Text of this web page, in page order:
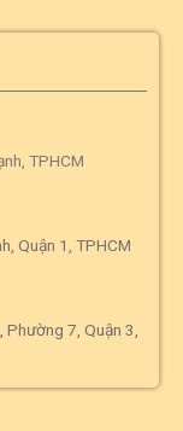
TPHCM
Quận 1, TPHCM
7, Quận 3,